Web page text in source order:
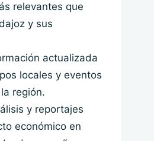
relevantes que
y sus
actualizada
locales y eventos
región.
y reportajes
económico en